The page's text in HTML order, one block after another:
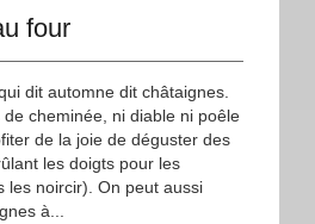
four
dit automne dit châtaignes.
cheminée, ni diable ni poêle
de la joie de déguster des
les doigts pour les
les noircir). On peut aussi
à...